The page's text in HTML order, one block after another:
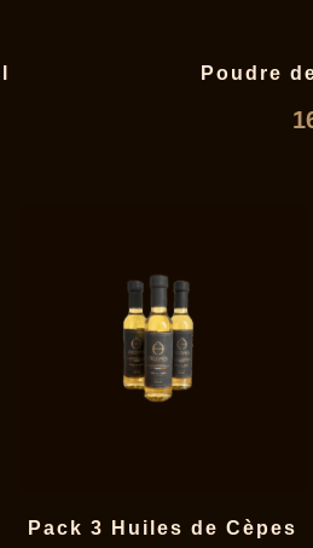
Poudre
Pack 3 Huiles de Cèpes